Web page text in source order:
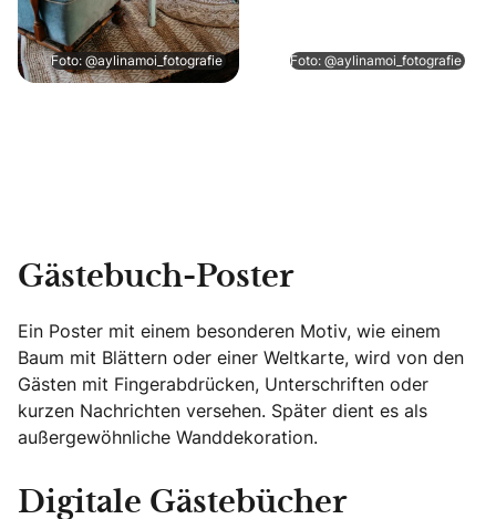
Foto: @aylinamoi_fotografie Foto: @aylinamoi_fotografie
Gästebuch-Poster
Ein Poster mit einem besonderen Motiv, wie einem
Baum mit Blättern oder einer Weltkarte, wird von den
Gästen mit Fingerabdrücken, Unterschriften oder
kurzen Nachrichten versehen. Später dient es als
außergewöhnliche Wanddekoration.
Digitale Gästebücher